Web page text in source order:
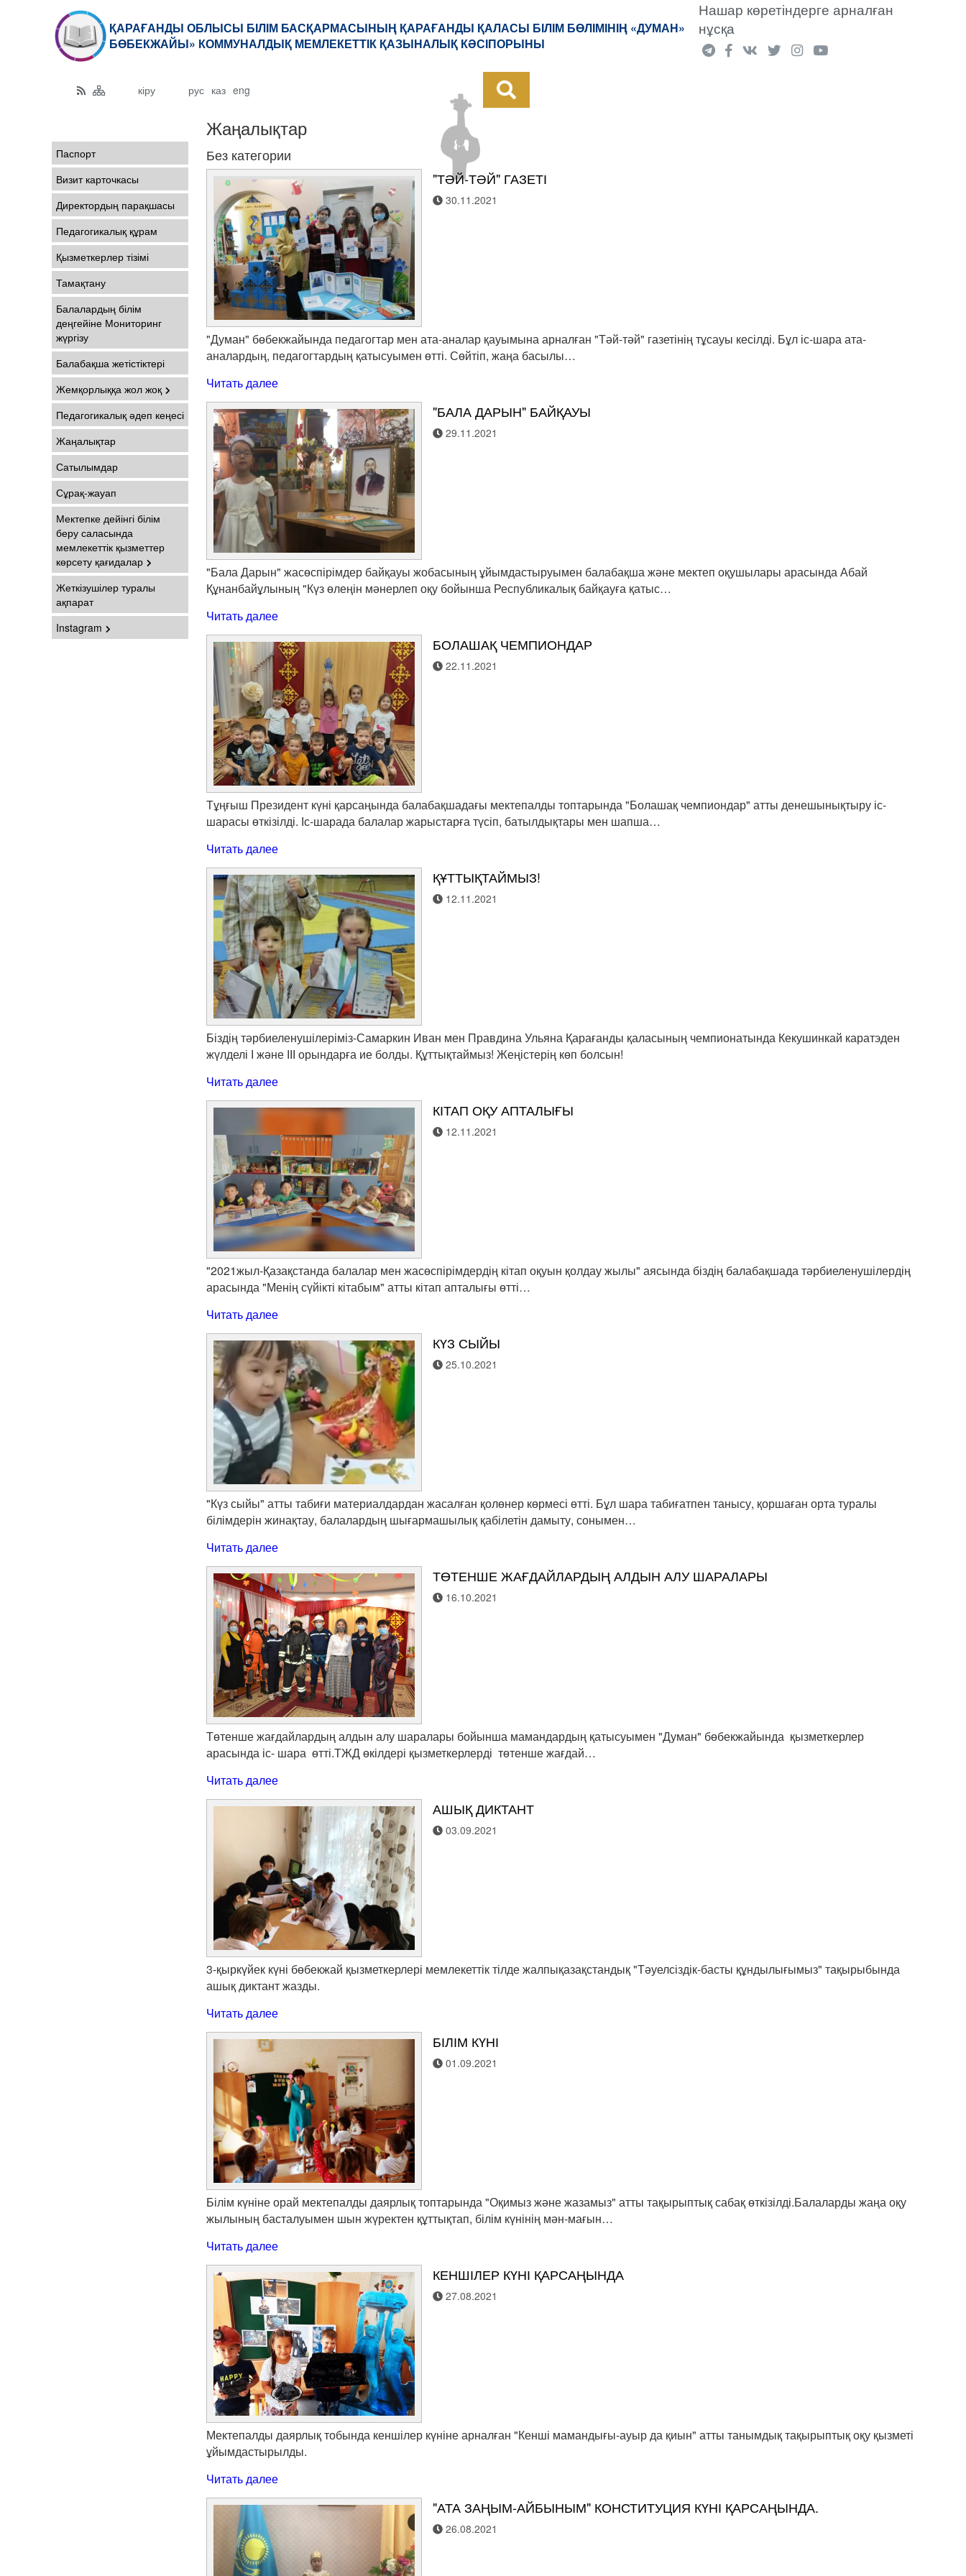
ҚАРАҒАНДЫ ОБЛЫСЫ БІЛІМ БАСҚАРМАСЫНЫҢ ҚАРАҒАНДЫ ҚАЛАСЫ БІЛІМ БӨЛІМІНІҢ «ДУМАН»
БӨБЕКЖАЙЫ» КОММУНАЛДЫҚ МЕМЛЕКЕТТІК ҚАЗЫНАЛЫҚ КӘСІПОРЫНЫ
Нашар көретіндерге арналған
нұсқа
кіру рус каз eng
Паспорт
Визит карточкасы
Директордың парақшасы
Педагогикалық құрам
Қызметкерлер тізімі
Тамақтану
Балалардың білім
деңгейіне Мониторинг
жүргізу
Балабақша жетістіктері
Жемқорлыққа жол жоқ
Педагогикалық әдеп кеңесі
Жаңалықтар
Сатылымдар
Сұрақ-жауап
Мектепке дейінгі білім
беру саласында
мемлекеттік қызметтер
көрсету қағидалар
Жеткізушілер туралы
ақпарат
Instagram
Жаңалықтар
Без категории
"ТӘЙ-ТӘЙ" ГАЗЕТІ
30.11.2021
"Думан" бөбекжайында педагогтар мен ата-аналар қауымына арналған "Тәй-тәй" газетінің тұсауы кесілді. Бұл іс-шара ата-
аналардың, педагогтардың қатысуымен өтті. Сөйтіп, жаңа басылы…
Читать далее
"БАЛА ДАРЫН" БАЙҚАУЫ
29.11.2021
"Бала Дарын" жасөспірімдер байқауы жобасының ұйымдастыруымен балабақша және мектеп оқушылары арасында Абай
Құнанбайұлының "Күз өлеңін мәнерлеп оқу бойынша Республикалық байқауға қатыс…
Читать далее
БОЛАШАҚ ЧЕМПИОНДАР
22.11.2021
Тұңғыш Президент күні қарсаңында балабақшадағы мектепалды топтарында "Болашақ чемпиондар" атты денешынықтыру іс-
шарасы өткізілді. Іс-шарада балалар жарыстарға түсіп, батылдықтары мен шапша…
Читать далее
ҚҰТТЫҚТАЙМЫЗ!
12.11.2021
Біздің тәрбиеленушілеріміз-Самаркин Иван мен Правдина Ульяна Қарағанды қаласының чемпионатында Кекушинкай каратэден
жүлделі І және ІІІ орындарға ие болды. Құттықтаймыз! Жеңістерің көп болсын!
Читать далее
КІТАП ОҚУ АПТАЛЫҒЫ
12.11.2021
"2021жыл-Қазақстанда балалар мен жасөспірімдердің кітап оқуын қолдау жылы" аясында біздің балабақшада тәрбиеленушілердің
арасында "Менің сүйікті кітабым" атты кітап апталығы өтті…
Читать далее
КҮЗ СЫЙЫ
25.10.2021
"Күз сыйы" атты табиғи материалдардан жасалған қолөнер көрмесі өтті. Бұл шара табиғатпен танысу, қоршаған орта туралы
білімдерін жинақтау, балалардың шығармашылық қабілетін дамыту, сонымен…
Читать далее
ТӨТЕНШЕ ЖАҒДАЙЛАРДЫҢ АЛДЫН АЛУ ШАРАЛАРЫ
16.10.2021
Төтенше жағдайлардың алдын алу шаралары бойынша мамандардың қатысуымен "Думан" бөбекжайында қызметкерлер
арасында іс- шара өтті.ТЖД өкілдері қызметкерлерді төтенше жағдай…
Читать далее
АШЫҚ ДИКТАНТ
03.09.2021
3-қыркүйек күні бөбекжай қызметкерлері мемлекеттік тілде жалпықазақстандық "Тәуелсіздік-басты құндылығымыз" тақырыбында
ашық диктант жазды.
Читать далее
БІЛІМ КҮНІ
01.09.2021
Білім күніне орай мектепалды даярлық топтарында "Оқимыз және жазамыз" атты тақырыптық сабақ өткізілді.Балаларды жаңа оқу
жылының басталуымен шын жүректен құттықтап, білім күнінің мән-мағын…
Читать далее
КЕНШІЛЕР КҮНІ ҚАРСАҢЫНДА
27.08.2021
Мектепалды даярлық тобында кеншілер күніне арналған "Кенші мамандығы-ауыр да қиын" атты танымдық тақырыптық оқу қызметі
ұйымдастырылды.
Читать далее
"АТА ЗАҢЫМ-АЙБЫНЫМ" КОНСТИТУЦИЯ КҮНІ ҚАРСАҢЫНДА.
26.08.2021